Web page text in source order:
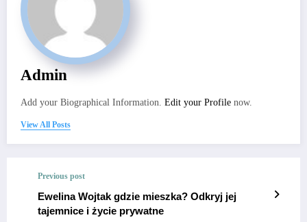
Admin
Add your Biographical Information. Edit your Profile now.
View All Posts
Previous post
Ewelina Wojtak gdzie mieszka? Odkryj jej
tajemnice i życie prywatne